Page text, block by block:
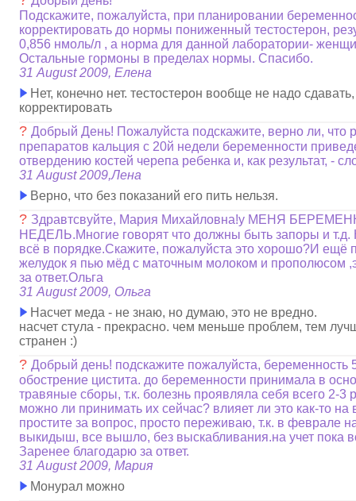
Подскажите, пожалуйста, при планировании
корректировать до нормы пониженный тестостерон,
0,856 нмоль/л , а норма для данной лаборатории-
Остальные гормоны в пределах нормы. Спасибо.
31 August 2009, Елена
Нет, конечно нет. тестостерон вообще не надо
корректировать
?Добрый День! Пожалуйста подскажите, верно ли, что
препаратов кальция с 20й недели беременности
отвердению костей черепа ребенка и, как результат, -
31 August 2009,Лена
Верно, что без показаний его пить нельзя.
? Здравтсвуйте, Мария Михайловна!у МЕНЯ
НЕДЕЛЬ.Многие говорят что должны быть запоры и т.д.
всё в порядке.Скажите, пожалуйста это хорошо?И ещё
желудок я пью мёд с маточным молоком и прополюсом
за ответ.Ольга
31 August 2009, Ольга
Насчет меда - не знаю, но думаю, это не вредно.
насчет стула - прекрасно. чем меньше проблем, тем
странен :)
?Добрый день! подскажите пожалуйста, беременность
обострение цистита. до беременности принимала в
травяные сборы, т.к. болезнь проявляла себя всего 2-3
можно ли принимать их сейчас? влияет ли это как-то
простите за вопрос, просто переживаю, т.к. в феврале
выкидыш, все вышло, без выскабливания.на учет пока
Заренее благодарю за ответ.
31 August 2009, Мария
Монурал можно